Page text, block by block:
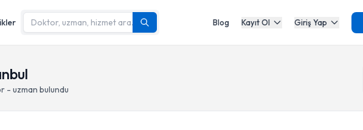
Blog Kayıt Ol Giriş Yap
- uzman bulundu